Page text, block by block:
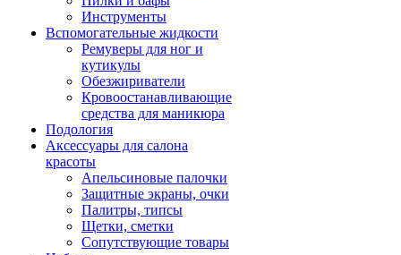
Инструменты
Вспомогательные жидкости
Ремуверы для ног и
кутикулы
Обезжириватели
Кровоостанавливающие
средства для маникюра
Подология
Аксессуары для салона
красоты
Апельсиновые палочки
Защитные экраны, очки
Палитры, типсы
Щетки, сметки
Сопутствующие товары